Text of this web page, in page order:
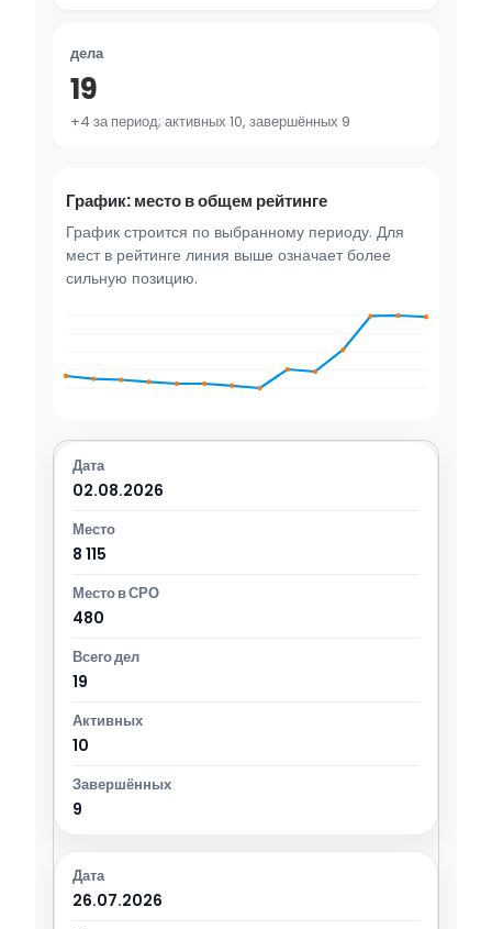
дела
19
+4 за период; активных 10, завершённых 9
График: место в общем рейтинге
График строится по выбранному периоду. Для
мест в рейтинге линия выше означает более
сильную позицию.
02.08.2026
8 115
480
19
10
9
26.07.2026